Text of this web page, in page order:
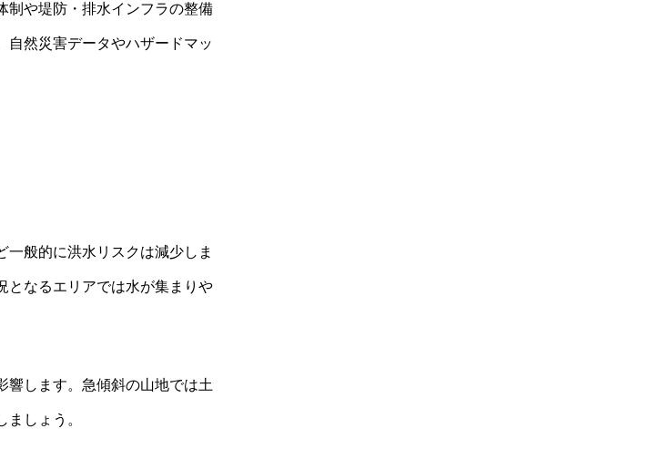
制や堤防・排水インフラの整備
自然災害データやハザードマッ
般的に洪水リスクは減少しま
となるエリアでは水が集まりや
響します。急傾斜の山地では土
しょう。